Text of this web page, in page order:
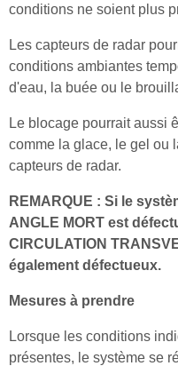
conditions ne soient plus
Les capteurs de radar
conditions ambiantes
d'eau, la buée ou le
Le blocage pourrait aussi
comme la glace, le gel ou
capteurs de radar.
REMARQUE : Si le
ANGLE MORT est
CIRCULATION
également défectueux.
Mesures à prendre
Lorsque les conditions
présentes, le système se